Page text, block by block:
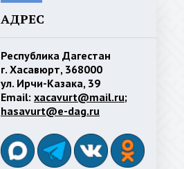
АДРЕС
Республика Дагестан
г. Хасавюрт, 368000
ул. Ирчи-Казака, 39
Email: xacavurt@mail.ru;
hasavurt@e-dag.ru